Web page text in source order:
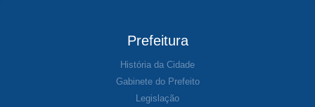
Prefeitura
História da Cidade
Gabinete do Prefeito
Legislação